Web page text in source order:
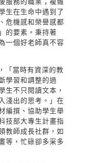
生在生命中遇到了
危機感和榮譽感都
的要素。秉持著
一個好老師真不容
「當時有資深的教
學習和調整的過
生不只閱讀文本，
淺出的思考。」在
編撰、協助學生舉
技部大專生計畫指
教師成長社群，如
等，忙碌卻多采多